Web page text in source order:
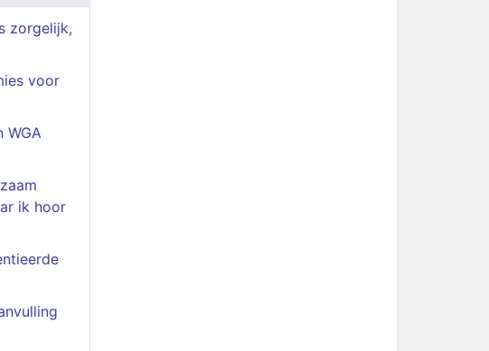
zorgelijk,
voor
WGA
ik hoor